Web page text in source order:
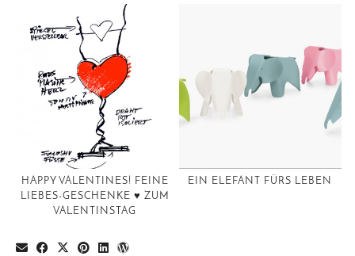
HAPPY VALENTINES! FEINE
LIEBES-GESCHENKE ♥️ ZUM
VALENTINSTAG
EIN ELEFANT FÜRS LEBEN